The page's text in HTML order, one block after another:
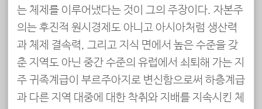
는 체제를 이루어냈다는 것이 그의 주장이다. 자본주
의는 후진적 원시경제도 아니고 아시아처럼 생산력
과 체제 결속력, 그리고 지식 면에서 높은 수준을 갖
춘 지역도 아닌 중간 수준의 유럽에서 쇠퇴해 가는 지
주 귀족계급이 부르주아지로 변신함으로써 하층계급
과 다른 지역 대중에 대한 착취와 지배를 지속시킨 체